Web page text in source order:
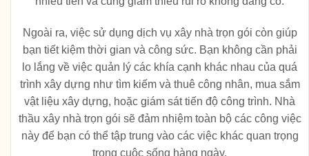
Ngoài ra, việc sử dụng dịch vụ xây nhà trọn gói còn giúp
bạn tiết kiệm thời gian và công sức. Bạn không cần phải
lo lắng về việc quản lý các khía cạnh khác nhau của quá
trình xây dựng như tìm kiếm và thuê công nhân, mua sắm
vật liệu xây dựng, hoặc giám sát tiến độ công trình. Nhà
thầu xây nhà trọn gói sẽ đảm nhiệm toàn bộ các công việc
này để bạn có thể tập trung vào các việc khác quan trọng
trong cuộc sống hàng ngày.